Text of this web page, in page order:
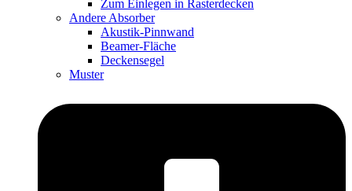
Zum Einlegen in Rasterdecken
Andere Absorber
Akustik-Pinnwand
Beamer-Fläche
Deckensegel
Muster